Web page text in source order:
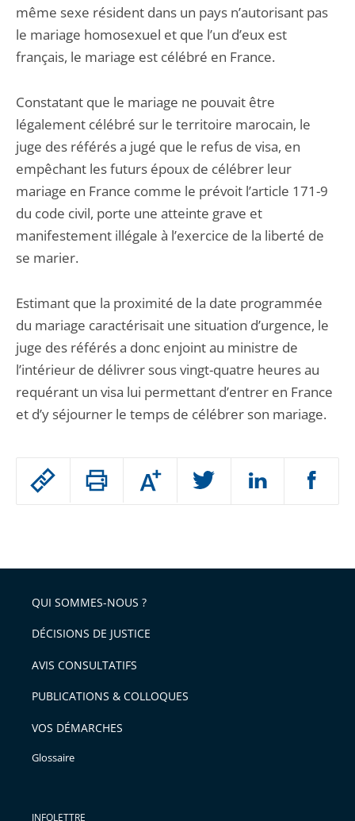
Passer
arriver
après
Augmenter
ou
l'article
pour
avant
même sexe résident dans un pays n’autorisant pas
le mariage homosexuel et que l’un d’eux est
français, le mariage est célébré en France.
Constatant que le mariage ne pouvait être
légalement célébré sur le territoire marocain, le
juge des référés a jugé que le refus de visa, en
empêchant les futurs époux de célébrer leur
mariage en France comme le prévoit l’article 171-9
du code civil, porte une atteinte grave et
manifestement illégale à l’exercice de la liberté de
se marier.
Estimant que la proximité de la date programmée
du mariage caractérisait une situation d’urgence, le
juge des référés a donc enjoint au ministre de
l’intérieur de délivrer sous vingt-quatre heures au
requérant un visa lui permettant d’entrer en France
et d’y séjourner le temps de célébrer son mariage.
QUI SOMMES-NOUS ?
DÉCISIONS DE JUSTICE
AVIS CONSULTATIFS
PUBLICATIONS & COLLOQUES
VOS DÉMARCHES
Glossaire
INFOLETTRE